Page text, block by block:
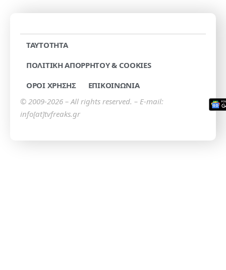
TAYTOTHTA
ΠΟΛΙΤΙΚΗ ΑΠΟΡΡΗΤΟΥ & COOKIES
ΟΡΟΙ ΧΡΗΣΗΣ
ΕΠΙΚΟΙΝΩΝΙΑ
© 2009-2026 – All rights reserved. – E-mail:
info[at]tvfreaks.gr